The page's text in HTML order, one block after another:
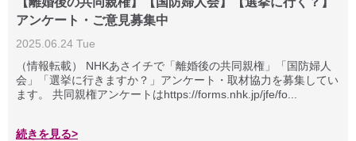
アンケート・ご意見募集中
2025.06.24 Tue
（情報転載） NHKあさイチで「離婚後の共同親権」「国防婦人
会」「選挙に行きますか？」アンケート・取材協力を募集してい
ます。 共同親権アンケートはhttps://forms.nhk.jp/jfe/fo...
続きを見る>